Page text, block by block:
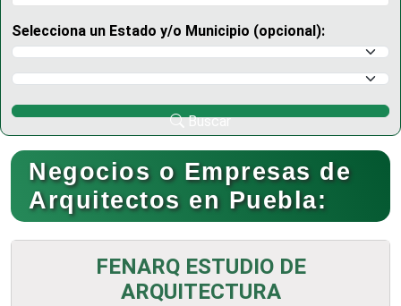
Selecciona un Estado y/o Municipio (opcional):
Selecciona un Estado
Selecciona un Municipio
Buscar
Negocios o Empresas de
Arquitectos en Puebla:
FENARQ ESTUDIO DE
ARQUITECTURA